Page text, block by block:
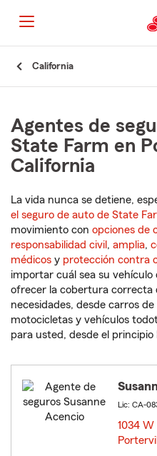
California
Agentes de
State Farm en
California
La vida nunca se detiene,
el seguro de auto de State
movimiento con opciones de
responsabilidad civil , amplia,
médicos y protección contra
importar cuál sea su
ofrecer la cobertura correcta
necesidades, desde carros
motocicletas y vehículos
para usted, desde el principio
Lic: CA-
1034